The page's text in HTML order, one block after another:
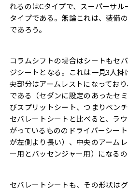
れるのはCタイプで、スーパーサル
タイプである。無論これは、装備
であろう。
コラムシフトの場合はシートもセ
ジシートとなる。これは一見3人
央部分はアームレストになってお
である（セダンに設定のあったセ
びスプリットシート、つまりベン
セパレートシートと比べると、ラ
がっているもののドライバーシー
が左側より長い）、中央のアーム
ー用とパッセンジャー用）になるの
セパレートシートも、その形状は